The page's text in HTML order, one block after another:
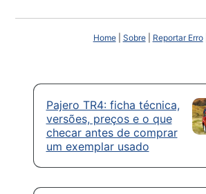
Home| Sobre| Reportar Erro|
Pajero TR4: ficha técnica,
versões, preços e o que
checar antes de comprar
um exemplar usado